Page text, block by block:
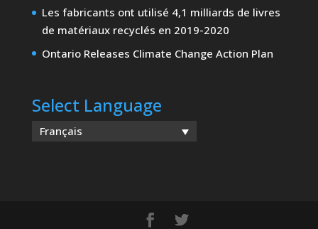
Les fabricants ont utilisé 4,1 milliards de livres
de matériaux recyclés en 2019-2020
Ontario Releases Climate Change Action Plan
Select Language
Français